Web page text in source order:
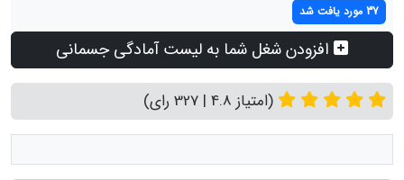
37 مورد یافت شد
افزودن شغل شما به لیست آمادگی جسمانی
(امتیاز 4.8 | 327 رای)